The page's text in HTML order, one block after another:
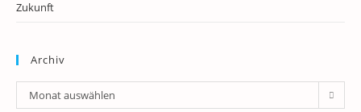
Zukunft
Archiv
Archiv
Monat auswählen